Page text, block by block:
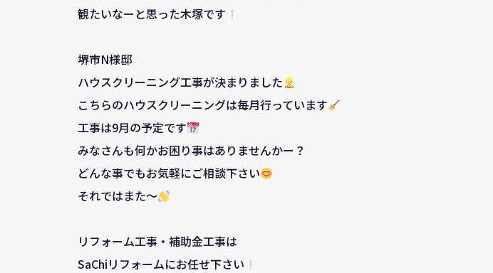
観たいなーと思った木塚です
堺市N様邸
ハウスクリーニング工事が決まりました
こちらのハウスクリーニングは毎月行っています
工事は9月の予定です
みなさんも何かお困り事はありませんかー？
どんな事でもお気軽にご相談下さい
それではまた～
リフォーム工事・補助金工事は
SaChiリフォームにお任せ下さい